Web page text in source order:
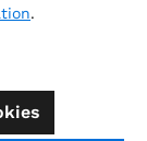
Center
delivery
.